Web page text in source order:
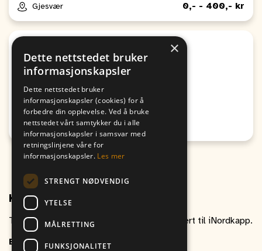
Gjesvær 0,- - 400,- kr
Egenandel Altaturnering
Fra
Til
09. August
11:00
Honningsvåg
Kontakt oss
Ta gjerne kontakt om du har spørsmål relatert til iNordkapp.
E-post inordkapp@vitikka.no
×
Dette nettstedet bruker
informasjonskapsler
Dette nettstedet bruker
informasjonskapsler (cookies) for å
forbedre din opplevelse. Ved å bruke
nettstedet vårt samtykker du i alle
informasjonskapsler i samsvar med
retningslinjene våre for
informasjonskapsler. Les mer
STRENGT NØDVENDIG
YTELSE
MÅLRETTING
FUNKSJONALITET